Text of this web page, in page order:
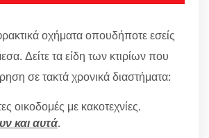
οχήματα οπουδήποτε εσείς
Δείτε τα είδη των κτιρίων που
σε τακτά χρονικά διαστήματα:
οικοδομές με κακοτεχνίες.
και αυτά.